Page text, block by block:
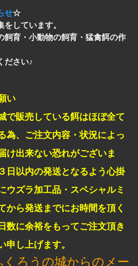
せ☆
しています。
飼育・小動物の飼育・猛禽餌の作
ださい♪
い
で販売している餌はほぼ全て
為、ご注文内容・状況によっ
け出来ない恐れがございま
日以内の発送となるよう心掛
ウズラ加工品・スペシャルミ
から発送までにお時間を頂く
数に余裕をもってご注文頂き
申し上げます。
くろうの城からのメー